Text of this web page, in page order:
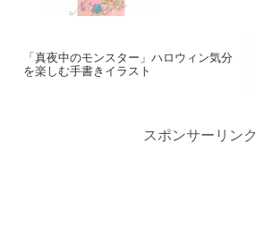
「真夜中のモンスター」ハロウィン気分
を楽しむ手書きイラスト
スポンサーリンク